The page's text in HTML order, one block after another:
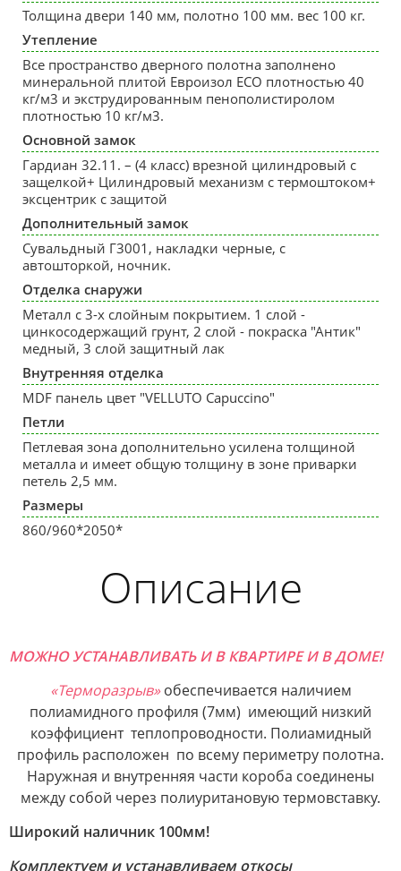
Толщина двери 140 мм, полотно 100 мм. вес 100 кг.
Утепление
Все пространство дверного полотна заполнено
минеральной плитой Евроизол ECO плотностью 40
кг/м3 и экструдированным пенополистиролом
плотностью 10 кг/м3.
Основной замок
Гардиан 32.11. – (4 класс) врезной цилиндровый с
защелкой+ Цилиндровый механизм с термоштоком+
эксцентрик с защитой
Дополнительный замок
Сувальдный Г3001, накладки черные, с
автошторкой, ночник.
Отделка снаружи
Металл с 3-х слойным покрытием. 1 слой -
цинкосодержащий грунт, 2 слой - покраска "Антик"
медный, 3 слой защитный лак
Внутренняя отделка
MDF панель цвет "VELLUTO Capuccino"
Петли
Петлевая зона дополнительно усилена толщиной
металла и имеет общую толщину в зоне приварки
петель 2,5 мм.
Размеры
860/960*2050*
Описание
МОЖНО УСТАНАВЛИВАТЬ И В КВАРТИРЕ И В ДОМЕ!
«Терморазрыв»обеспечивается наличием
полиамидного профиля (7мм) имеющий низкий
коэффициент теплопроводности. Полиамидный
профиль расположен по всему периметру полотна.
Наружная и внутренняя части короба соединены
между собой через полиуритановую термовставку.
Широкий наличник 100мм!
Комплектуем и устанавливаем откосы